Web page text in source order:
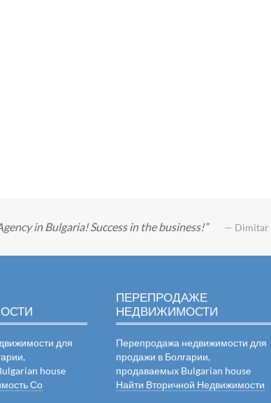
in Bulgaria! Success in the business! — Dimitar
для
house
Со
ПЕРЕПРОДАЖЕ
НЕДВИЖИМОСТИ
Перепродажа недвижимости для
продажи в Болгарии,
продаваемых Bulgarian house
Найти Вторичной Недвижимости